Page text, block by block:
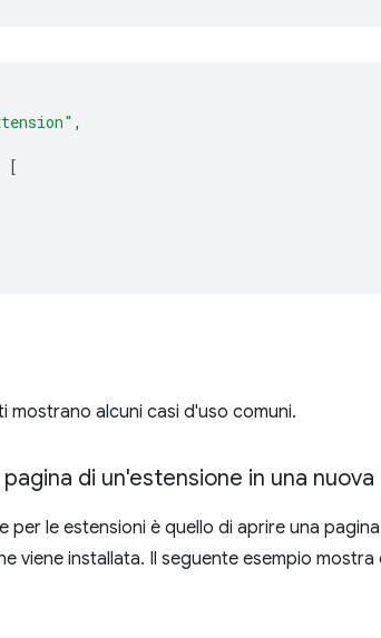
,
[
mostrano alcuni casi d'uso comuni.
di un'estensione in una nuova
per le estensioni è quello di aprire una
viene installata. Il seguente esempio mostra